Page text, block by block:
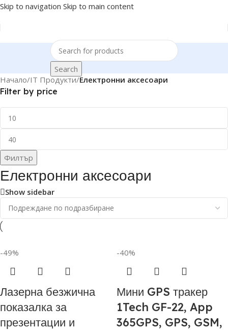
Skip to navigation Skip to main content
Search
Начало/IT Продукти/Електронни аксесоари
Filter by price
Филтър
Електронни аксесоари
Show sidebar
-49%
Лазерна безжична
показалка за
презентации и
-40%
Мини GPS тракер
1Tech GF-22, App
365GPS, GPS, GSM,